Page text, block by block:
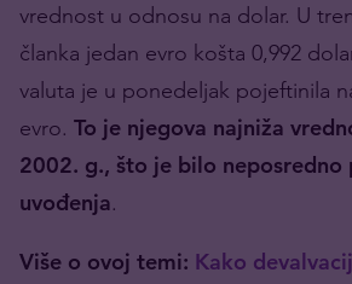
vrednost u odnosu na dolar. U
članka jedan evro košta 0,992
valuta je u ponedeljak pojeftinila
evro. To je njegova najniža
2002. g., što je bilo neposredno
uvođenja.
Više o ovoj temi: Kako